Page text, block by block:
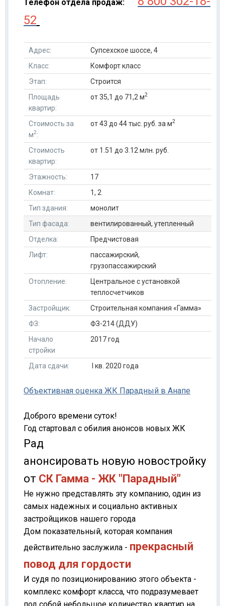
Телефон отдела продаж:
52
Адрес:
Супсехское шоссе, 4
Класс:
Комфорт класс
Этап:
Строится
Площадь
квартир:
от 35,1 до 71,2 м2
Стоимость за
м2:
от 43 до 44 тыс. руб. за м2
Стоимость
квартир:
от 1.51 до 3.12 млн. руб.
Этажность:
17
Комнат:
1, 2
Тип здания:
монолит
Тип фасада:
вентилированный, утепленный
Отделка:
Предчистовая
Лифт:
пассажирский,
грузопассажирский
Отопление:
Центральное с установкой
теплосчетчиков
Застройщик:
Строительная компания «Гамма»
ФЗ:
ФЗ-214 (ДДУ)
Начало
стройки
2017 год
Дата сдачи: I кв. 2020 года
Объективная оценка ЖК Парадный в Анапе
Доброго времени суток!
Год стартовал с обилия анонсов новых ЖК
Рад
анонсировать новую новостройку
от СК Гамма - ЖК "Парадный"
Не нужно представлять эту компанию, один из
самых надежных и социально активных
застройщиков нашего города
Дом показательный, которая компания
действительно заслужила - прекрасный
повод для гордости
И судя по позиционированию этого объекта -
комплекс комфорт класса, что подразумевает
под собой небольшое количество квартир на